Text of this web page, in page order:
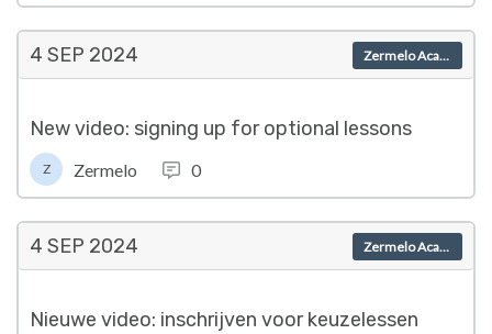
4 SEP 2024
New video: signing up for optional lessons
Z Zermelo 0
Zermelo Academy
4 SEP 2024
Nieuwe video: inschrijven voor keuzelessen
Zermelo Academy